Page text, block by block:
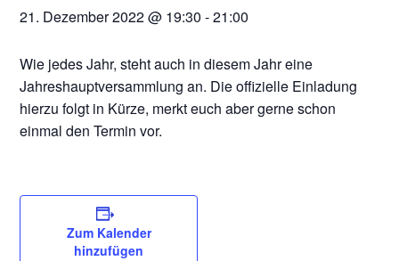
21. Dezember 2022 @ 19:30 -21:00
Wie jedes Jahr, steht auch in diesem Jahr eine
Jahreshauptversammlung an. Die offizielle Einladung
hierzu folgt in Kürze, merkt euch aber gerne schon
einmal den Termin vor.
Zum Kalender
hinzufügen